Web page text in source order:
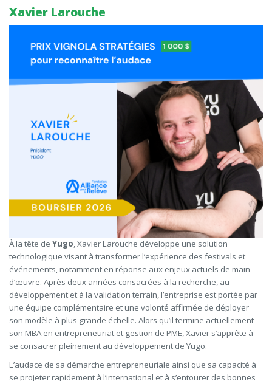
Xavier Larouche
À la tête de Yugo, Xavier Larouche développe une solution
technologique visant à transformer l’expérience des festivals et
événements, notamment en réponse aux enjeux actuels de main-
d’œuvre. Après deux années consacrées à la recherche, au
développement et à la validation terrain, l’entreprise est portée par
une équipe complémentaire et une volonté affirmée de déployer
son modèle à plus grande échelle. Alors qu’il termine actuellement
son MBA en entrepreneuriat et gestion de PME, Xavier s’apprête à
se consacrer pleinement au développement de Yugo.
L’audace de sa démarche entrepreneuriale ainsi que sa capacité à
se projeter rapidement à l’international et à s’entourer des bonnes